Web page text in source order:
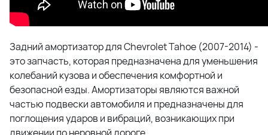
Задний амортизатор для Chevrolet Tahoe (2007-2014) -
это запчасть, которая предназначена для уменьшения
колебаний кузова и обеспечения комфортной и
безопасной езды. Амортизаторы являются важной
частью подвески автомобиля и предназначены для
поглощения ударов и вибраций, возникающих при